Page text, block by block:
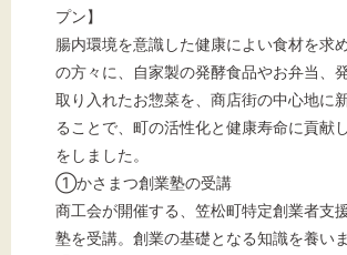
プン】
腸内環境を意識した健康によい食材を求
の方々に、自家製の発酵食品やお弁当、
取り入れたお惣菜を、商店街の中心地に
ることで、町の活性化と健康寿命に貢献
をしました。
①かさまつ創業塾の受講
商工会が開催する、笠松町特定創業者支
塾を受講。創業の基礎となる知識を養いま